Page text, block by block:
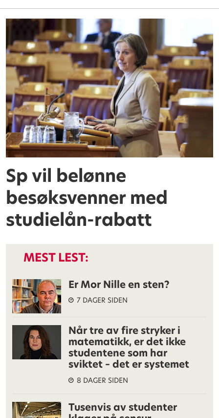
Sp vil belønne
besøksvenner med
studielån-rabatt
MEST LEST:
Er Mor Nille en sten?
7 DAGER SIDEN
Når tre av fire stryker i
matematikk, er det ikke
studentene som har
sviktet – det er systemet
8 DAGER SIDEN
Tusenvis av studenter